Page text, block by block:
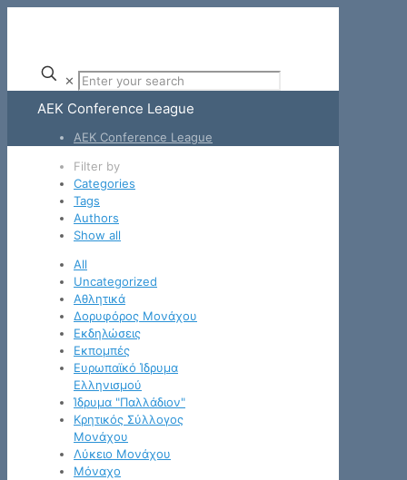
✕
ΑΕΚ Conference League
ΑΕΚ Conference League
Filter by
Categories
Tags
Authors
Show all
All
Uncategorized
Αθλητικά
Δορυφόρος Μονάχου
Εκδηλώσεις
Εκπομπές
Ευρωπαϊκό Ίδρυμα
Ελληνισμού
Ίδρυμα "Παλλάδιον"
Κρητικός Σύλλογος
Μονάχου
Λύκειο Μονάχου
Μόναχο